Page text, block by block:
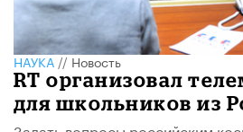
НАУКА//Новость
RT организовал
для школьников из